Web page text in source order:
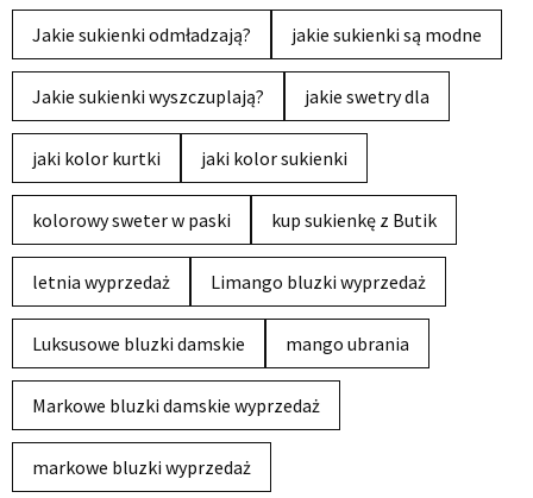
Jakie sukienki odmładzają? jakie sukienki są modne
Jakie sukienki wyszczuplają? jakie swetry dla
jaki kolor kurtki jaki kolor sukienki
kolorowy sweter w paski kup sukienkę z Butik
letnia wyprzedaż Limango bluzki wyprzedaż
Luksusowe bluzki damskie mango ubrania
Markowe bluzki damskie wyprzedaż
markowe bluzki wyprzedaż